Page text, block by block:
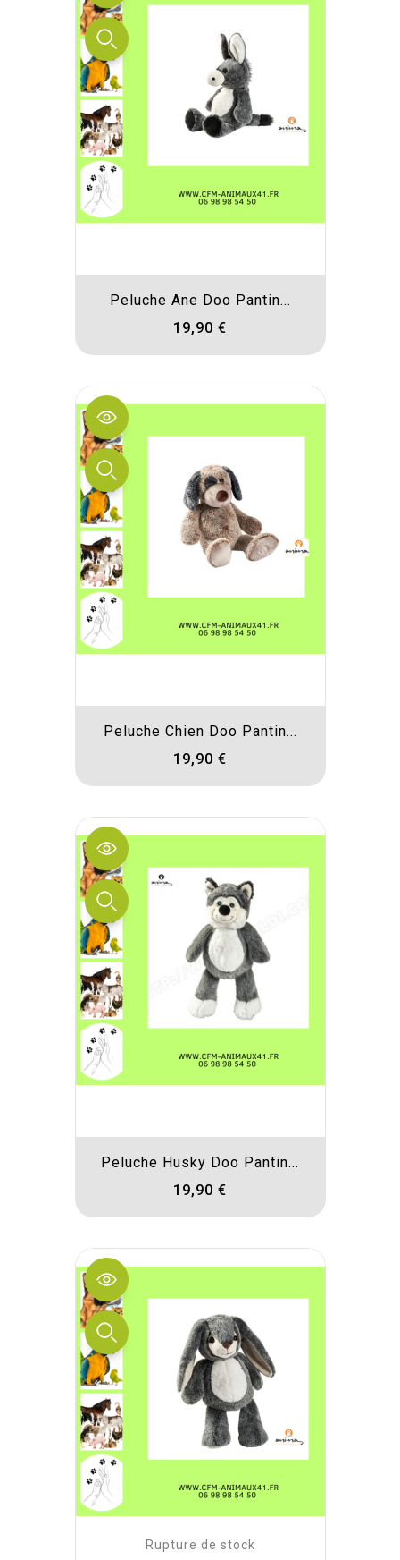
Peluche Ane Doo Pantin...
19,90 €
Peluche Chien Doo Pantin...
19,90 €
Peluche Husky Doo Pantin...
19,90 €
Rupture de stock